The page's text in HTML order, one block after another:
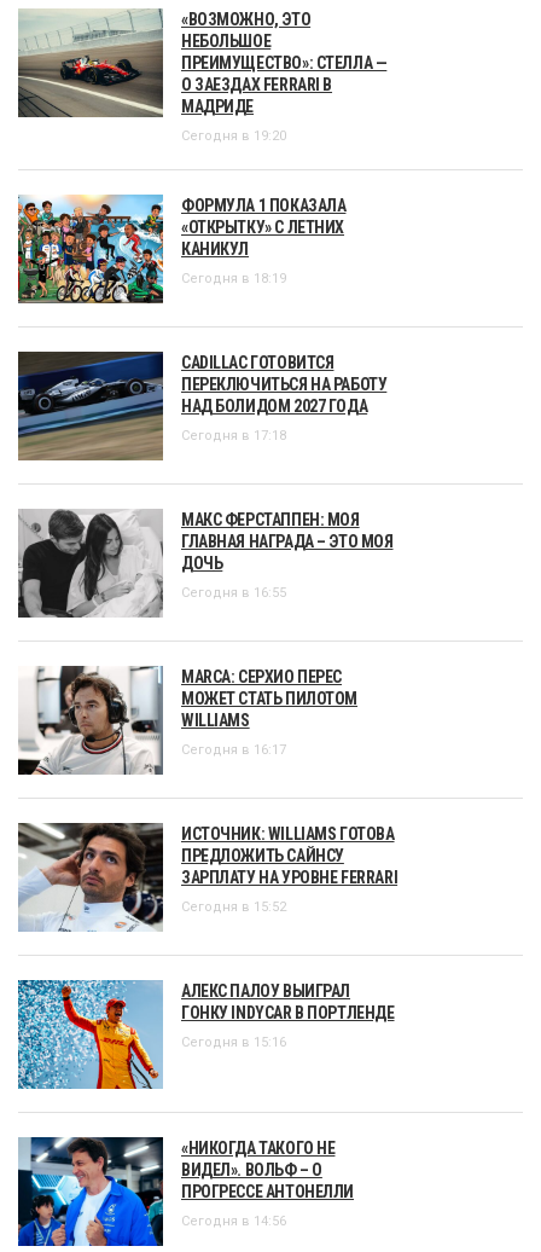
«ВОЗМОЖНО, ЭТО
НЕБОЛЬШОЕ
ПРЕИМУЩЕСТВО»: СТЕЛЛА —
О ЗАЕЗДАХ FERRARI В
МАДРИДЕ
Сегодня в 19:20
ФОРМУЛА 1 ПОКАЗАЛА
«ОТКРЫТКУ» С ЛЕТНИХ
КАНИКУЛ
Сегодня в 18:19
CADILLAC ГОТОВИТСЯ
ПЕРЕКЛЮЧИТЬСЯ НА РАБОТУ
НАД БОЛИДОМ 2027 ГОДА
Сегодня в 17:18
МАКС ФЕРСТАППЕН: МОЯ
ГЛАВНАЯ НАГРАДА – ЭТО МОЯ
ДОЧЬ
Сегодня в 16:55
MARCA: СЕРХИО ПЕРЕС
МОЖЕТ СТАТЬ ПИЛОТОМ
WILLIAMS
Сегодня в 16:17
ИСТОЧНИК: WILLIAMS ГОТОВА
ПРЕДЛОЖИТЬ САЙНСУ
ЗАРПЛАТУ НА УРОВНЕ FERRARI
Сегодня в 15:52
АЛЕКС ПАЛОУ ВЫИГРАЛ
ГОНКУ INDYCAR В ПОРТЛЕНДЕ
Сегодня в 15:16
«НИКОГДА ТАКОГО НЕ
ВИДЕЛ». ВОЛЬФ – О
ПРОГРЕССЕ АНТОНЕЛЛИ
Сегодня в 14:56